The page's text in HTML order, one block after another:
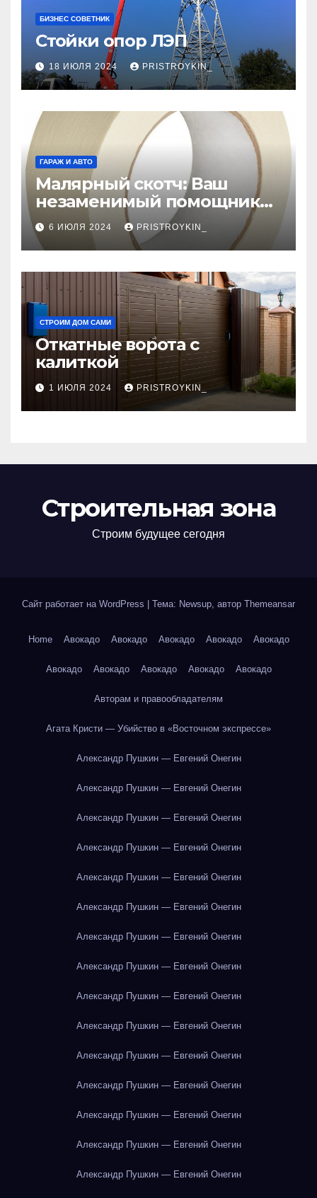
БИЗНЕС СОВЕТНИК
Стойки опор ЛЭП
18 ИЮЛЯ 2024 PRISTROYKIN_
ГАРАЖ И АВТО
Малярный скотч: Ваш
незаменимый помощник
при ремонтных работах
6 ИЮЛЯ 2024 PRISTROYKIN_
СТРОИМ ДОМ САМИ
Откатные ворота с
калиткой
1 ИЮЛЯ 2024 PRISTROYKIN_
Строительная зона
Строим будущее сегодня
Сайт работает на WordPress Тема: Newsup, автор Themeansar
Home Авокадо Авокадо Авокадо Авокадо Авокадо
Авокадо Авокадо Авокадо Авокадо Авокадо
Авторам и правообладателям
Агата Кристи — Убийство в «Восточном экспрессе»
Александр Пушкин — Евгений Онегин
Александр Пушкин — Евгений Онегин
Александр Пушкин — Евгений Онегин
Александр Пушкин — Евгений Онегин
Александр Пушкин — Евгений Онегин
Александр Пушкин — Евгений Онегин
Александр Пушкин — Евгений Онегин
Александр Пушкин — Евгений Онегин
Александр Пушкин — Евгений Онегин
Александр Пушкин — Евгений Онегин
Александр Пушкин — Евгений Онегин
Александр Пушкин — Евгений Онегин
Александр Пушкин — Евгений Онегин
Александр Пушкин — Евгений Онегин
Александр Пушкин — Евгений Онегин